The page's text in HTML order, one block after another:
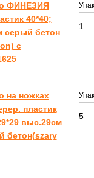
ФИНЕЗИЯ
40*40;
серый бетон
с
1
на ножках
пластик
выс.29см
бетон(szary
5